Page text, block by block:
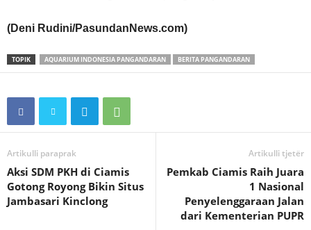
(Deni Rudini/PasundanNews.com)
TOPIK AQUARIUM INDONESIA PANGANDARAN BERITA PANGANDARAN
Artikulli paraprak
Aksi SDM PKH di Ciamis
Gotong Royong Bikin Situs
Jambasari Kinclong
Artikulli tjetër
Pemkab Ciamis Raih Juara
1 Nasional
Penyelenggaraan Jalan
dari Kementerian PUPR